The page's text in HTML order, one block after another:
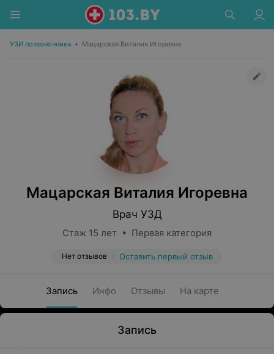
УЗИ позвоночника • Мацарская Виталия Игоревна
Мацарская Виталия Игоревна
Врач УЗД
Стаж 15 лет • Первая категория
Нет отзывов Оставить первый отзыв
Запись Инфо Отзывы На карте
Запись